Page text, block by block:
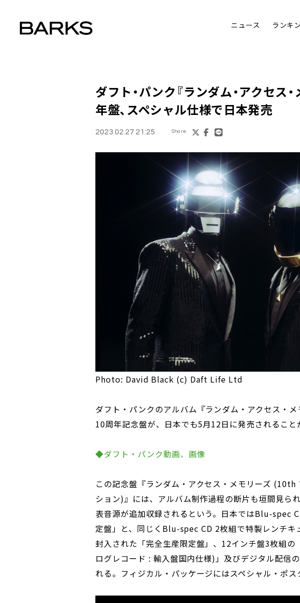
ニュース ランキ
ダフト・パンク『ランダム・アクセス
年盤、スペシャル仕様で日本発売
2023.02.27 21:25 Share
Photo: David Black (c) Daft Life Ltd
ダフト・パンクのアルバム『ランダム・アクセス・
10周年記念盤が、日本でも5月12日に発売されること
◆ダフト・パンク動画、画像
この記念盤『ランダム・アクセス・メモリーズ (10th
ション)』には、アルバム制作過程の断片も垣間見ら
表音源が追加収録されるという。日本ではBlu-spec
定盤」と、同じくBlu-spec CD 2枚組で特製レンチキ
封入された「完全生産限定盤」、12インチ盤3枚組の
ログレコード : 輸入盤国内仕様)」及びデジタル配信
れる。フィジカル・パッケージにはスペシャル・ポス